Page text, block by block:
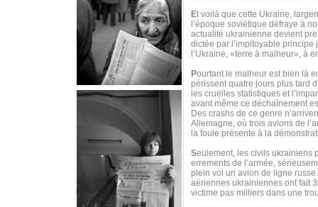
Et voilà que cette Ukraine,
l’époque soviétique défraye à
actualité ukrainienne devient
dictée par l’impitoyable principe
l’Ukraine, «terre à malheur», à
Pourtant le malheur est bien là
périssent quatre jours plus tard
les cruelles statistiques et
avant même ce déchaînement
Des crashs de ce genre
Allemagne, où trois avions de
la foule présente à la
Seulement, les civils ukrainiens
errements de l’armée,
plein vol un avion de ligne
aériennes ukrainiennes ont fait
victime pas milliers dans une